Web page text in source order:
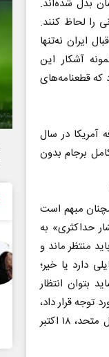
بدل شده‌اند.
را لحاظ کنند.
ایران نه‌تنها
آشکار این
که قطعنامه‌های
از خروج یکطرفه آمریکا در سال
برجام بدون
مبهم است
حداکثری» به
منتظر ماند و
دارد یا خیر؛
بتوان انتظار
توجه قرار داد،
این است که برجام و جدول زمانی قطعنامه ۲۲۳۱ شورای امنیت سازمان ملل متحد، ۱۸ اکتبر
یک تاریخ و دو زندگی
خانعلی‌زاده - روزنامه‌نگار